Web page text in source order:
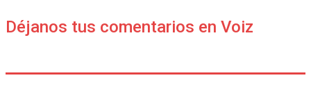
Déjanos tus comentarios en Voiz